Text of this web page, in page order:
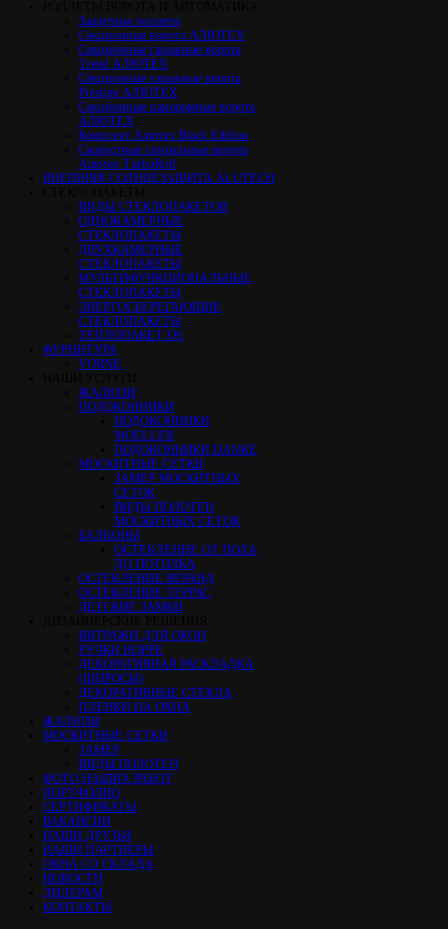
Защитные роллеты
Секционные ворота АЛЮТЕХ
Секционные гаражные ворота
Trend АЛЮТЕХ
Секционные гаражные ворота
Prestige АЛЮТЕХ
Секционные панорамные ворота
АЛЮТЕХ
Комплект Алютех Black Edition
Скоростные спиральные ворота
Алютех TurboRoll
ВНЕШНЯЯ СОЛНЦЕЗАЩИТА ALUTECH
ВИДЫ СТЕКЛОПАКЕТОВ
ОДНОКАМЕРНЫЕ
СТЕКЛОПАКЕТЫ
ДВУХКАМЕРНЫЕ
СТЕКЛОПАКЕТЫ
МУЛЬТИФУНКЦИОНАЛЬНЫЕ
СТЕКЛОПАКЕТЫ
ЭНЕРГОСБЕРЕГАЮЩИЕ
СТЕКЛОПАКЕТЫ
ТЕПЛОПАКЕТ DS
ФУРНИТУРА
VORNE
ЖАЛЮЗИ
ПОДОКОННИКИ
ПОДОКОННИКИ
MOELLER
ПОДОКОННИКИ DANKE
МОСКИТНЫЕ СЕТКИ
ЗАМЕР МОСКИТНЫХ
СЕТОК
ВИДЫ ПОЛОТЕН
МОСКИТНЫХ СЕТОК
БАЛКОНЫ
ОСТЕКЛЕНИЕ ОТ ПОЛА
ДО ПОТОЛКА
ОСТЕКЛЕНИЕ ВЕРАНД
ОСТЕКЛЕНИЕ ТЕРРАС
ДЕТСКИЕ ЗАМКИ
ВИТРАЖИ ДЛЯ ОКОН
РУЧКИ HOPPE
ДЕКОРАТИВНАЯ РАСКЛАДКА
(ШПРОСЫ)
ДЕКОРАТИВНЫЕ СТЕКЛА
ПЛЕНКИ НА ОКНА
ЖАЛЮЗИ
МОСКИТНЫЕ СЕТКИ
ЗАМЕР
ВИДЫ ПОЛОТЕН
ФОТО НАШИХ РАБОТ
ПОРТФОЛИО
СЕРТИФИКАТЫ
ВАКАНСИИ
НАШИ ДРУЗЬЯ
НАШИ ПАРТНЕРЫ
ОКНА СО СКЛАДА
НОВОСТИ
ДИЛЕРАМ
КОНТАКТЫ